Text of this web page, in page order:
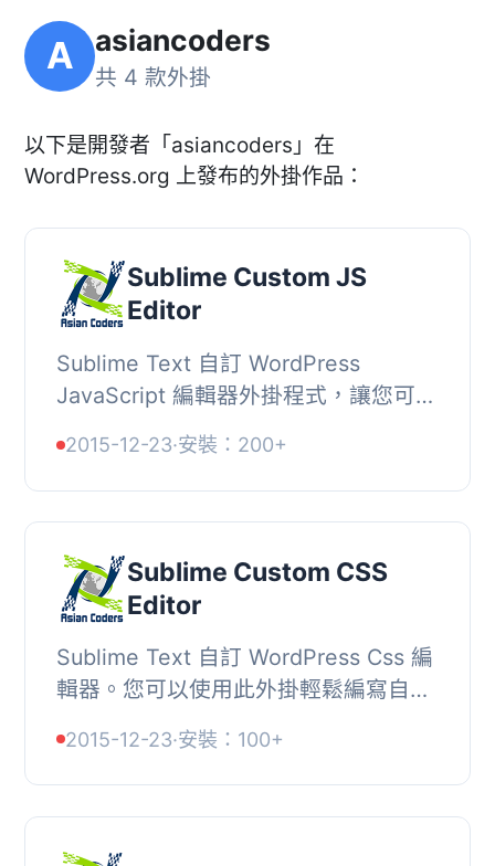
A asiancoders
共 4 款外掛
以下是開發者「asiancoders」在
WordPress.org 上發布的外掛作品：
Sublime Custom JS
Editor
Sublime Text 自訂 WordPress
JavaScript 編輯器外掛程式，讓您可以
式包含所有 Sublime Text 編輯器功
能。, 功能, Subli...
2015-12-23·安裝：200+
Sublime Custom CSS
Editor
Sublime Text 自訂 WordPress Css 編
輯器。您可以使用此外掛輕鬆編寫自訂
CSS。, 此外掛包含所有 Sublime Text
編輯器的...
2015-12-23·安裝：100+